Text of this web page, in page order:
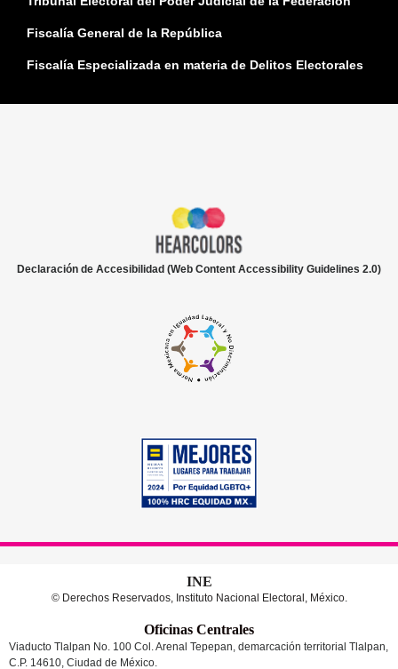
Fiscalía General de la República
Fiscalía Especializada en materia de Delitos Electorales
Declaración de Accesibilidad (Web Content Accessibility Guidelines 2.0)
INE
© Derechos Reservados, Instituto Nacional Electoral, México.
Oficinas Centrales
Viaducto Tlalpan No. 100 Col. Arenal Tepepan, demarcación territorial Tlalpan,
C.P. 14610, Ciudad de México.